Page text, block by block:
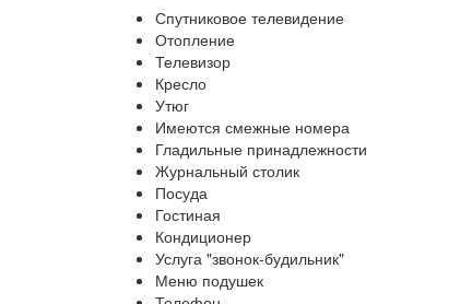
Спутниковое телевидение
Отопление
Телевизор
Кресло
Утюг
Имеются смежные номера
Гладильные принадлежности
Журнальный столик
Посуда
Гостиная
Кондиционер
Услуга "звонок-будильник"
Меню подушек